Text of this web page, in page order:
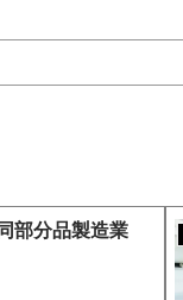
部分品製造業